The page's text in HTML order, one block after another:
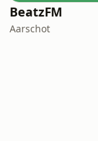
BeatzFM
Aarschot